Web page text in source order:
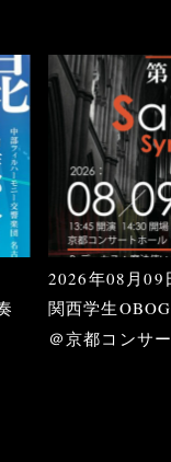
2026年08月09
関西学生
＠京都コンサ